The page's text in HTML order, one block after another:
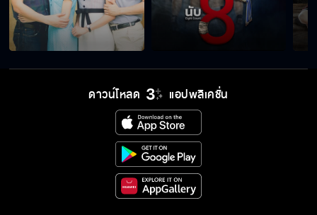
ดาวน์โหลด แอปพลิเคชั่น